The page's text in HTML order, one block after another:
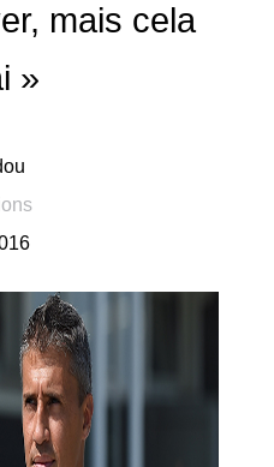
mais cela
»